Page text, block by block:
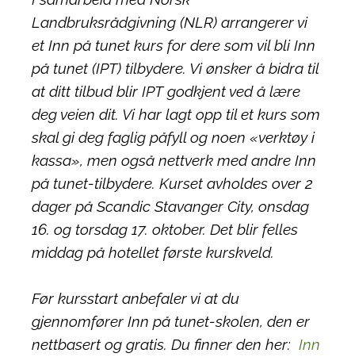
Landbruksrådgivning (NLR) arrangerer vi
et Inn på tunet kurs for dere som vil bli Inn
på tunet (IPT) tilbydere. Vi ønsker å bidra til
at ditt tilbud blir IPT godkjent ved å lære
deg veien dit. Vi har lagt opp til et kurs som
skal gi deg faglig påfyll og noen «verktøy i
kassa», men også nettverk med andre Inn
på tunet-tilbydere. Kurset avholdes over 2
dager på Scandic Stavanger City, onsdag
16. og torsdag 17. oktober. Det blir felles
middag på hotellet første kurskveld.
Før kursstart anbefaler vi at du
gjennomfører Inn på tunet-skolen, den er
nettbasert og gratis. Du finner den her:Inn